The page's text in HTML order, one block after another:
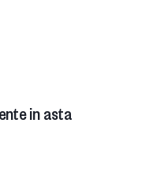
in asta